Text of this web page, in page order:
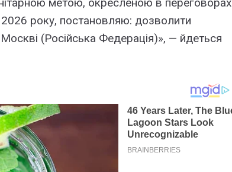
метою, окресленою в переговорах
року, постановляю: дозволити
(Російська Федерація)», — йдеться